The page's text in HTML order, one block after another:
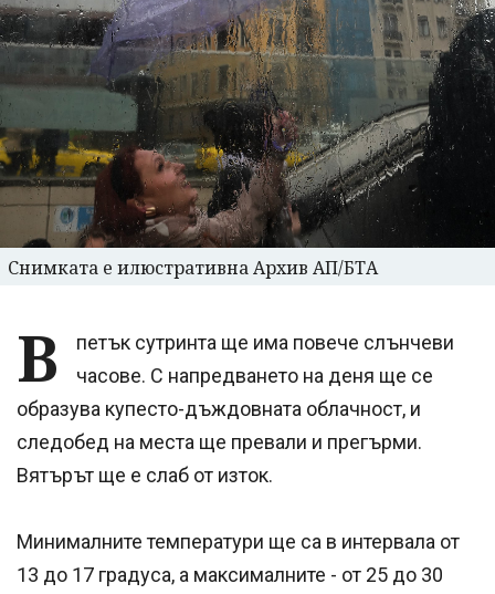
Снимката е илюстративна Архив АП/БТА
В
петък сутринта ще има повече слънчеви
часове. С напредването на деня ще се
образува купесто-дъждовната облачност, и
следобед на места ще превали и прегърми.
Вятърът ще е слаб от изток.
Минималните температури ще са в интервала от
13 до 17 градуса, а максималните - от 25 до 30